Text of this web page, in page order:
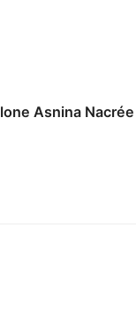
Asnina Nacrée